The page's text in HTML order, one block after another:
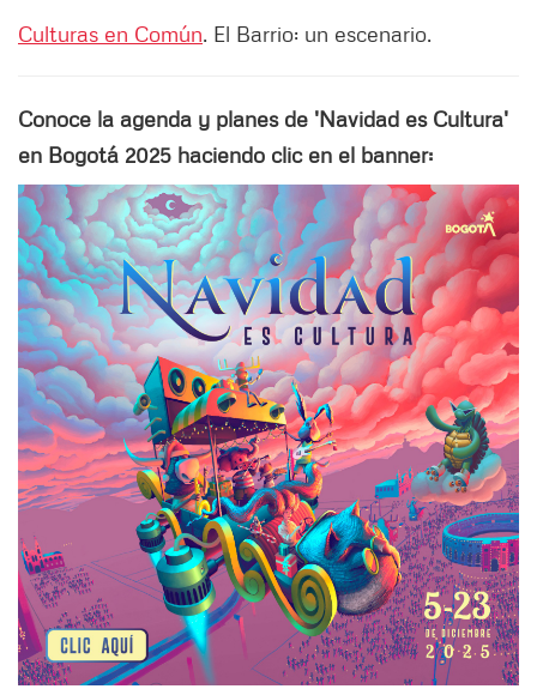
Culturas en Común. El Barrio: un escenario.
Conoce la agenda y planes de 'Navidad es Cultura'
en Bogotá 2025 haciendo clic en el banner: